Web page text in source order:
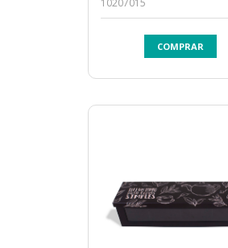
10207015
COMPRAR